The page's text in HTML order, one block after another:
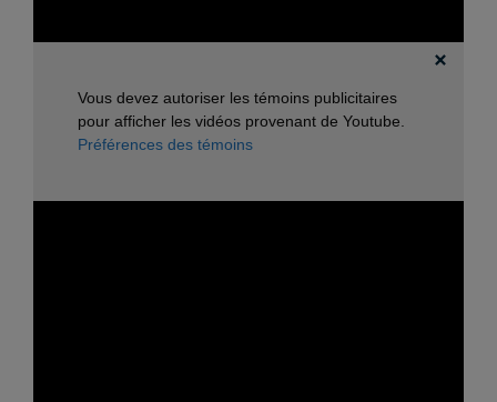
Vous devez autoriser les témoins publicitaires
pour afficher les vidéos provenant de Youtube.
Préférences des témoins